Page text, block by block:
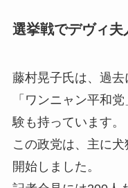
選挙戦でデヴィ夫
藤村晃子氏は、過
「ワンニャン平和
験も持っています。
この政党は、主に
開始しました。